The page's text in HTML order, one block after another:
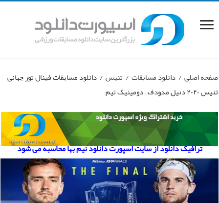
صفحه اصلی / دانلود مسابقات / تنیس / دانلود مسابقات فینال تور جهانی
تنیس ۲۰۲۰ دنیل مدودف – دومینیک تیم
ترافیک دانلود از سایت اسپورت دانلود نیم بها محاسبه می شود